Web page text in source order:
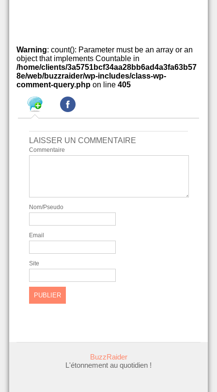
Warning: count(): Parameter must be an array or an
object that implements Countable in
/home/clients/3a5751bcf34aa28bb6ad4a3fa63b57
8e/web/buzzraider/wp-includes/class-wp-
comment-query.php on line 405
LAISSER UN COMMENTAIRE
Commentaire
Nom/Pseudo
Email
Site
BuzzRaider
L'étonnement au quotidien !